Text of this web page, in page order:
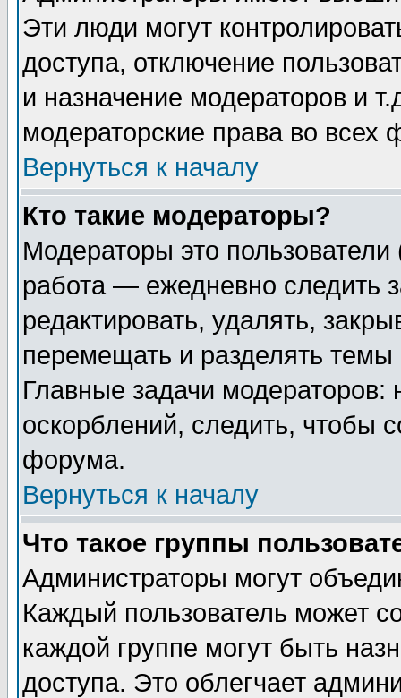
Эти люди могут
доступа, отключение
и назначение модераторов и
модераторские права во всех
Вернуться к началу
Кто такие модераторы?
Модераторы это
работа — ежедневно следить
редактировать, удалять,
перемещать и разделять
Главные задачи
оскорблений, следить, чтобы
форума.
Вернуться к началу
Что такое группы
Администраторы могут
Каждый пользователь может
каждой группе могут быть
доступа. Это облегчает